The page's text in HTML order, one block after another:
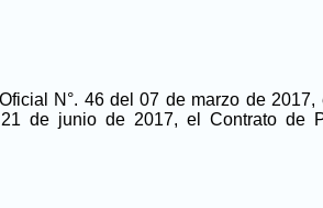
N°. 46 del 07 de marzo de
de junio de 2017, el Contrato de